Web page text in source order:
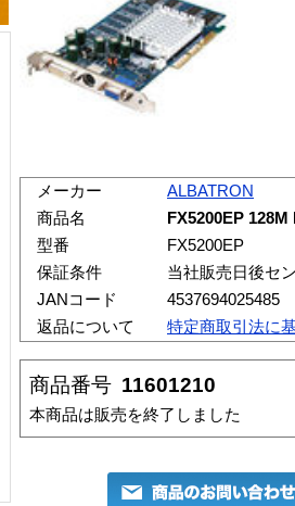
メーカー
ALBATRON
商品名
FX5200EP
型番
FX5200EP
保証条件
当社販売日後セ
JANコード
4537694025485
返品について
特定商取引法に
商品番号 11601210
本商品は販売を終了しました